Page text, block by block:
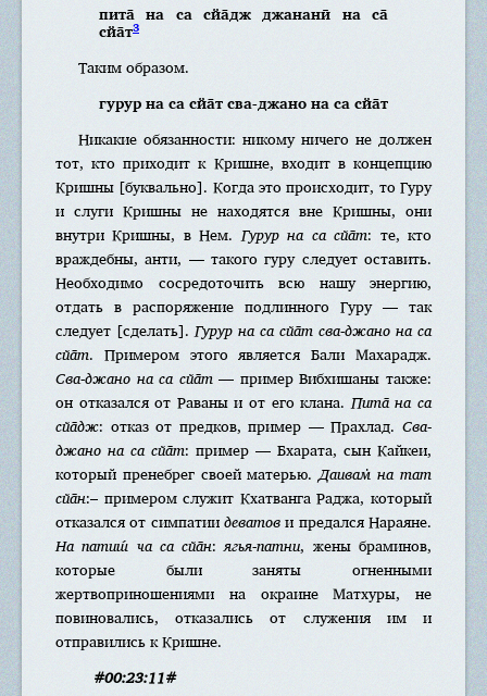
пита̄ на са сйа̄дж джананӣ на са̄
сйа̄т3
Таким образом.
гурур на са сйа̄т сва-джано на са сйа̄т
Никакие обязанности: никому ничего не должен
тот, кто приходит к Кришне, входит в концепцию
Кришны [буквально]. Когда это происходит, то Гуру
и слуги Кришны не находятся вне Кришны, они
внутри Кришны, в Нем.Гурур на са сйа̄т: те, кто
враждебны, анти, — такого гуру следует оставить.
Необходимо сосредоточить всю нашу энергию,
отдать в распоряжение подлинного Гуру — так
следует [сделать].Гурур на са сйа̄т сва-джано на са
сйа̄т. Примером этого является Бали Махарадж.
Сва-джано на са сйа̄т— пример Вибхишаны также:
он отказался от Раваны и от его клана.Пита̄ на са
сйа̄дж: отказ от предков, пример — Прахлад. Сва-
джано на са сйа̄т: пример — Бхарата, сын Кайкеи,
который пренебрег своей матерью.Даивам̇ на тат
сйа̄н:– примером служит Кхатванга Раджа, который
отказался от симпатиидеватови предался Нараяне.
На патиш́ ча са сйа̄н:ягья-патни, жены браминов,
которые были заняты огненными
жертвоприношениями на окраине Матхуры, не
повиновались, отказались от служения им и
отправились к Кришне.
#00:23:11#